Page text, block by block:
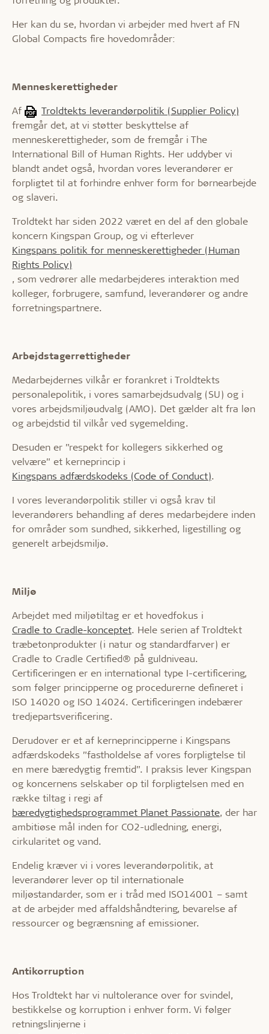
Her kan du se, hvordan vi arbejder med hvert af FN
Global Compacts fire hovedområder:
Menneskerettigheder
Af
Troldtekts leverandørpolitik (Supplier Policy)
fremgår det, at vi støtter beskyttelse af
menneskerettigheder, som de fremgår i The
International Bill of Human Rights. Her uddyber vi
blandt andet også, hvordan vores leverandører er
forpligtet til at forhindre enhver form for børnearbejde
og slaveri.
Troldtekt har siden 2022 været en del af den globale
koncern Kingspan Group, og vi efterlever
Kingspans politik for menneskerettigheder (Human
Rights Policy)
, som vedrører alle medarbejderes interaktion med
kolleger, forbrugere, samfund, leverandører og andre
forretningspartnere.
Arbejdstagerrettigheder
Medarbejdernes vilkår er forankret i Troldtekts
personalepolitik, i vores samarbejdsudvalg (SU) og i
vores arbejdsmiljøudvalg (AMO). Det gælder alt fra løn
og arbejdstid til vilkår ved sygemelding.
Desuden er ”respekt for kollegers sikkerhed og
velvære” et kerneprincip i
Kingspans adfærdskodeks (Code of Conduct).
I vores leverandørpolitik stiller vi også krav til
leverandørers behandling af deres medarbejdere inden
for områder som sundhed, sikkerhed, ligestilling og
generelt arbejdsmiljø.
Miljø
Arbejdet med miljøtiltag er et hovedfokus i
Cradle to Cradle-konceptet. Hele serien af Troldtekt
træbetonprodukter (i natur og standardfarver) er
Cradle to Cradle Certified® på guldniveau.
Certificeringen er en international type I-certificering,
som følger principperne og procedurerne defineret i
ISO 14020 og ISO 14024. Certificeringen indebærer
tredjepartsverificering.
Derudover er et af kerneprincipperne i Kingspans
adfærdskodeks ”fastholdelse af vores forpligtelse til
en mere bæredygtig fremtid”. I praksis lever Kingspan
og koncernens selskaber op til forpligtelsen med en
række tiltag i regi af
bæredygtighedsprogrammet Planet Passionate, der har
ambitiøse mål inden for CO2-udledning, energi,
cirkularitet og vand.
Endelig kræver vi i vores leverandørpolitik, at
leverandører lever op til internationale
miljøstandarder, som er i tråd med ISO14001 – samt
at de arbejder med affaldshåndtering, bevarelse af
ressourcer og begrænsning af emissioner.
Antikorruption
Hos Troldtekt har vi nultolerance over for svindel,
bestikkelse og korruption i enhver form. Vi følger
retningslinjerne i